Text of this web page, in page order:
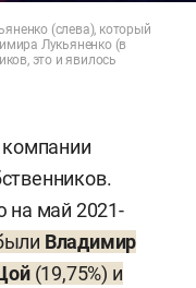
(слева), который
Лукьяненко (в
это и явилось
компании
на май 2021-
Владимир
(19,75%) и